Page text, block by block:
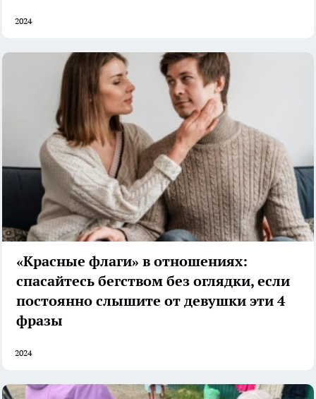
2024
«Красные флаги» в отношениях:
спасайтесь бегством без оглядки, если
постоянно слышите от девушки эти 4
фразы
2024